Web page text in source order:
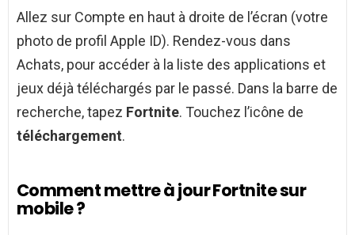
Allez sur Compte en haut à droite de l’écran (votre
photo de profil Apple ID). Rendez-vous dans
Achats, pour accéder à la liste des applications et
jeux déjà téléchargés par le passé. Dans la barre de
recherche, tapez Fortnite. Touchez l’icône de
téléchargement.
Comment mettre à jour Fortnite sur
mobile ?